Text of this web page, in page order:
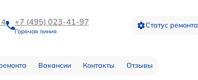
+7 (495) 023-41-97
Горячая линия
Статус ремонта
Вакансии Контакты Отзывы